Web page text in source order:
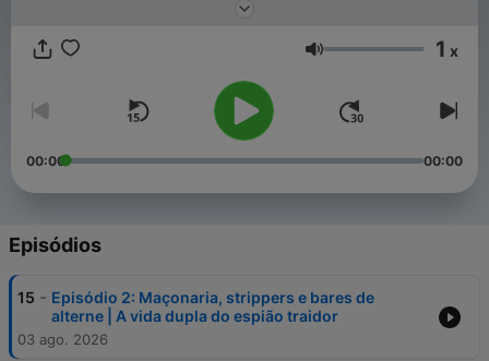
Volume 1 x
00:00 00:00
Episódios
15 - Episódio 2: Maçonaria, strippers e bares de
alterne | A vida dupla do espião traidor
03 ago. 2026